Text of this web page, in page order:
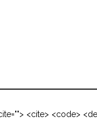
<cite> <code>